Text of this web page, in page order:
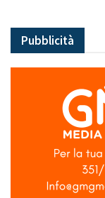
Pubblicità